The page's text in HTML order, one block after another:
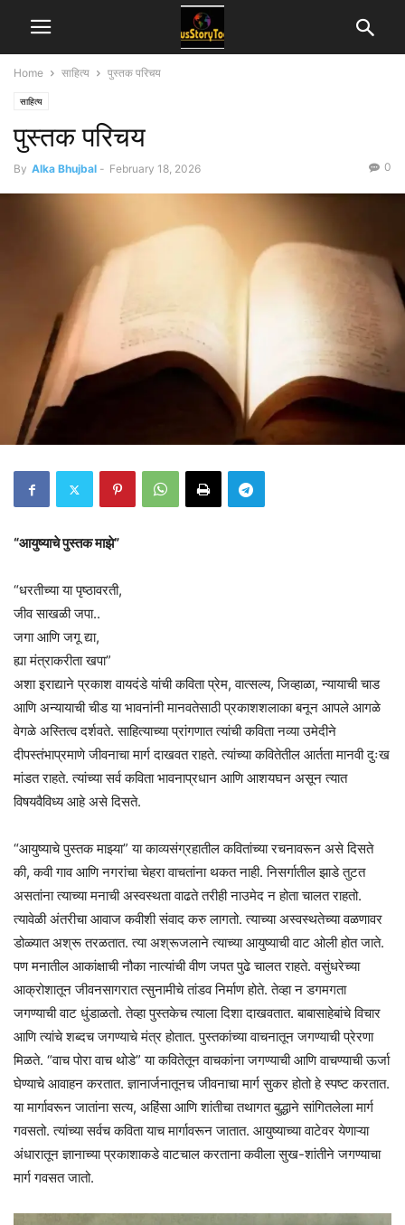
Home साहित्य पुस्तक परिचय
साहित्य
पुस्तक परिचय
By Alka Bhujbal - February 18, 2026 0
“आयुष्याचे पुस्तक माझे”
“धरतीच्या या पृष्ठावरती,
जीव साखळी जपा..
जगा आणि जगू द्या,
ह्या मंत्राकरीता खपा”
अशा इराद्याने प्रकाश वायदंडे यांची कविता प्रेम, वात्सल्य, जिव्हाळा, न्यायाची चाड
आणि अन्यायाची चीड या भावनांनी मानवतेसाठी प्रकाशशलाका बनून आपले आगळे
वेगळे अस्तित्व दर्शवते. साहित्याच्या प्रांगणात त्यांची कविता नव्या उमेदीने
दीपस्तंभाप्रमाणे जीवनाचा मार्ग दाखवत राहते. त्यांच्या कवितेतील आर्तता मानवी दुःख
मांडत राहते. त्यांच्या सर्व कविता भावनाप्रधान आणि आशयघन असून त्यात
विषयवैविध्य आहे असे दिसते.
“आयुष्याचे पुस्तक माझ्या” या काव्यसंग्रहातील कवितांच्या रचनावरून असे दिसते
की, कवी गाव आणि नगरांचा चेहरा वाचतांना थकत नाही. निसर्गातील झाडे तुटत
असतांना त्याच्या मनाची अस्वस्थता वाढते तरीही नाउमेद न होता चालत राहतो.
त्यावेळी अंतरीचा आवाज कवीशी संवाद करु लागतो. त्याच्या अस्वस्थतेच्या वळणावर
डोळ्यात अश्रू तरळतात. त्या अश्रूजलाने त्याच्या आयुष्याची वाट ओली होत जाते.
पण मनातील आकांक्षाची नौका नात्यांची वीण जपत पुढे चालत राहते. वसुंधरेच्या
आक्रोशातून जीवनसागरात त्सुनामीचे तांडव निर्माण होते. तेव्हा न डगमगता
जगण्याची वाट धुंडाळतो. तेव्हा पुस्तकेच त्याला दिशा दाखवतात. बाबासाहेबांचे विचार
आणि त्यांचे शब्दच जगण्याचे मंत्र होतात. पुस्तकांच्या वाचनातून जगण्याची प्रेरणा
मिळते. “वाच पोरा वाच थोडे” या कवितेतून वाचकांना जगण्याची आणि वाचण्याची ऊर्जा
घेण्याचे आवाहन करतात. ज्ञानार्जनातूनच जीवनाचा मार्ग सुकर होतो हे स्पष्ट करतात.
या मार्गावरून जातांना सत्य, अहिंसा आणि शांतीचा तथागत बुद्धाने सांगितलेला मार्ग
गवसतो. त्यांच्या सर्वच कविता याच मार्गावरून जातात. आयुष्याच्या वाटेवर येणाऱ्या
अंधारातून ज्ञानाच्या प्रकाशाकडे वाटचाल करताना कवीला सुख-शांतीने जगण्याचा
मार्ग गवसत जातो.